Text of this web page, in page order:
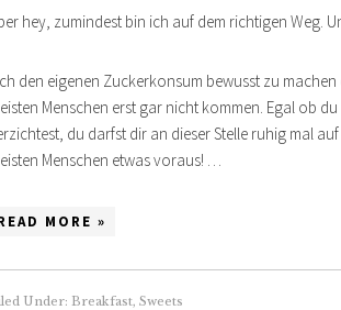
hey, zumindest bin ich auf dem richtigen Weg.
den eigenen Zuckerkonsum bewusst zu
Menschen erst gar nicht kommen. Egal ob
du darfst dir an dieser Stelle ruhig mal
Menschen etwas voraus! …
MORE »
Under: Breakfast Sweets